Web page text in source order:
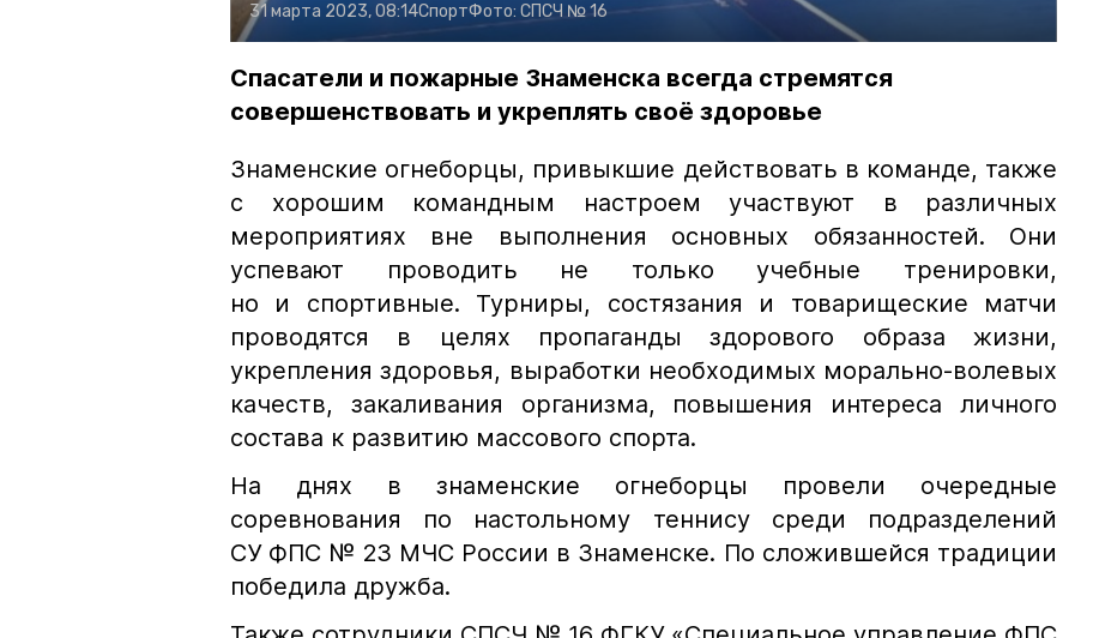
31 марта 2023, 08:14СпортФото: СПСЧ № 16
Спасатели и пожарные Знаменска всегда стремятся
совершенствовать и укреплять своё здоровье
Знаменские огнеборцы, привыкшие действовать в команде, также
с хорошим командным настроем участвуют в различных
мероприятиях вне выполнения основных обязанностей. Они
успевают проводить не только учебные тренировки,
но и спортивные. Турниры, состязания и товарищеские матчи
проводятся в целях пропаганды здорового образа жизни,
укрепления здоровья, выработки необходимых морально-волевых
качеств, закаливания организма, повышения интереса личного
состава к развитию массового спорта.
На днях в знаменские огнеборцы провели очередные
соревнования по настольному теннису среди подразделений
СУ ФПС № 23 МЧС России в Знаменске. По сложившейся традиции
победила дружба.